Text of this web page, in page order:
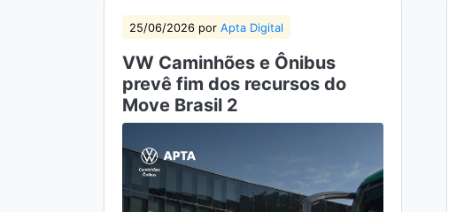
25/06/2026 por Apta Digital
VW Caminhões e Ônibus
prevê fim dos recursos do
Move Brasil 2